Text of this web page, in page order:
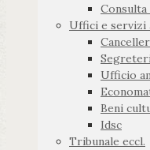
Uffici e servizi
Ufficio
Beni
Idsc
Tribunale eccl.